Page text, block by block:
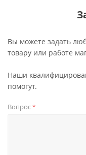
Вы можете задать
товару или работе
Наши
помогут.
Вопрос*